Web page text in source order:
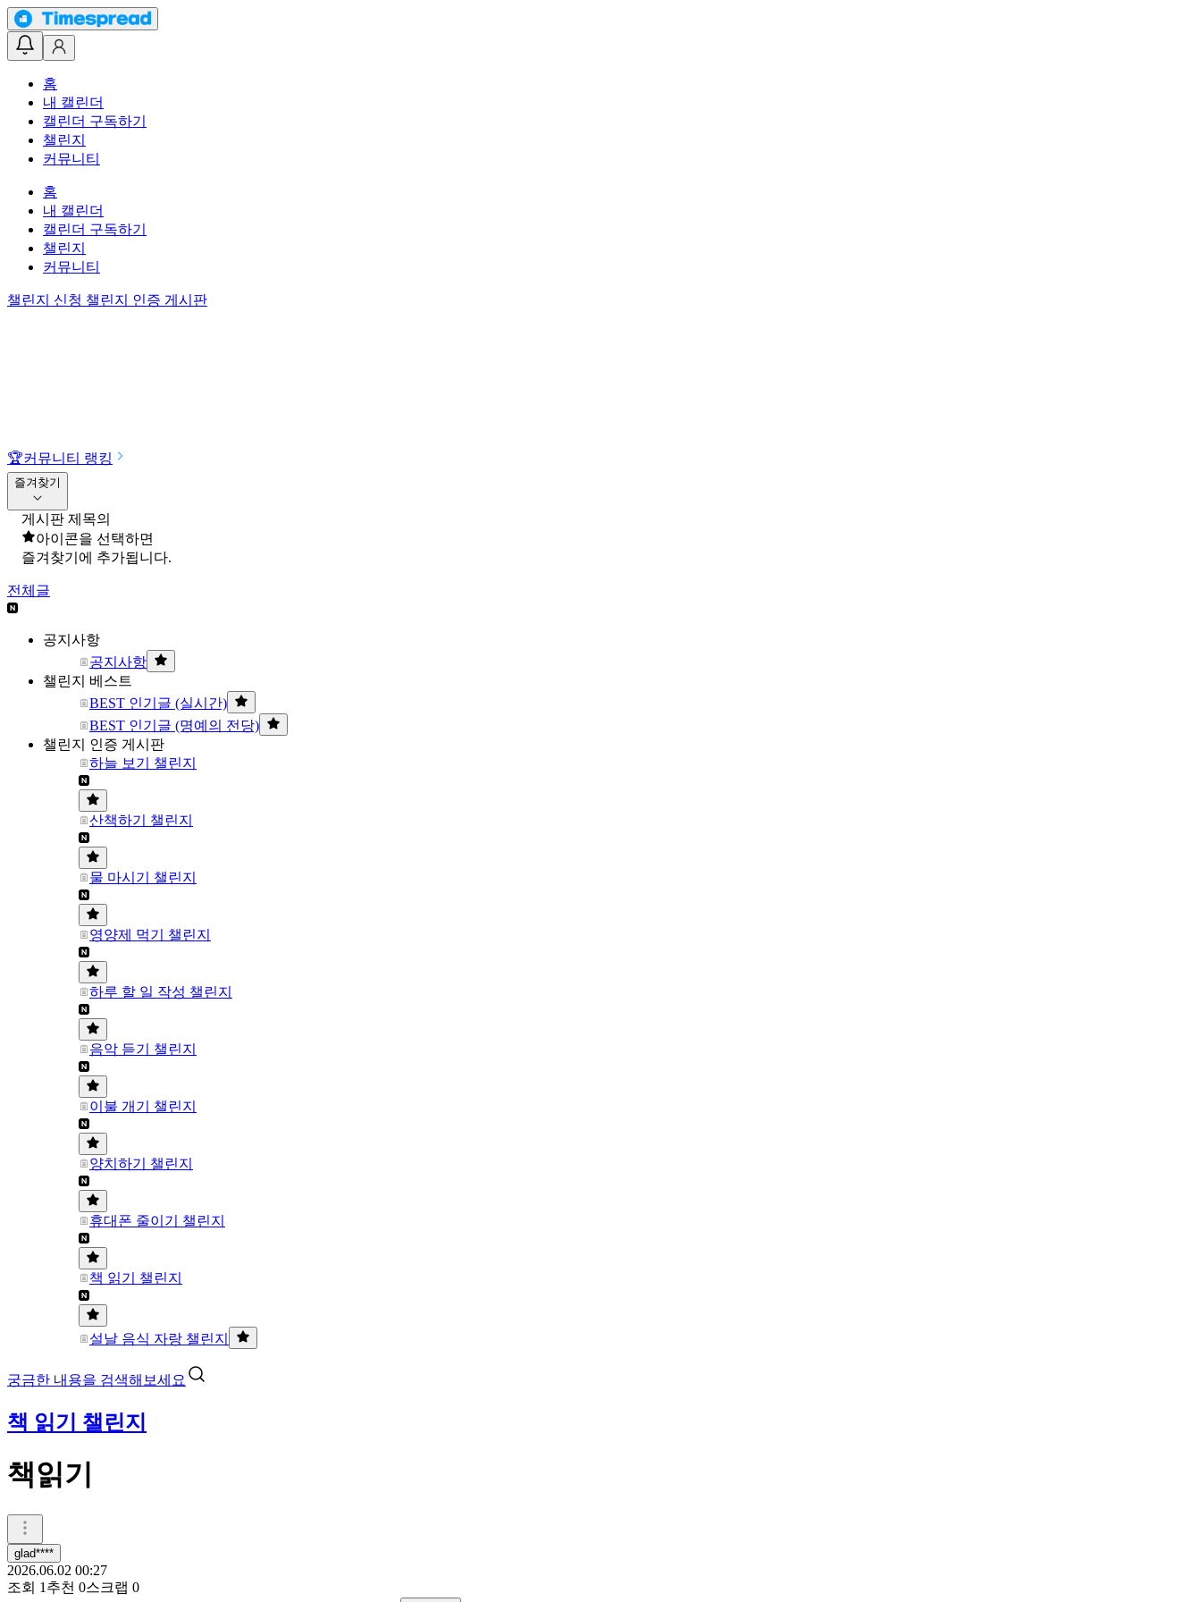
홈
내 캘린더
캘린더 구독하기
챌린지
커뮤니티
홈
내 캘린더
캘린더 구독하기
챌린지
커뮤니티
챌린지 신청 챌린지 인증 게시판
🏆커뮤니티 랭킹
즐겨찾기
게시판 제목의
아이콘을 선택하면
즐겨찾기에 추가됩니다.
전체글
공지사항
공지사항
챌린지 베스트
BEST 인기글 (실시간)
BEST 인기글 (명예의 전당)
챌린지 인증 게시판
하늘 보기 챌린지
산책하기 챌린지
물 마시기 챌린지
영양제 먹기 챌린지
하루 할 일 작성 챌린지
음악 듣기 챌린지
이불 개기 챌린지
양치하기 챌린지
휴대폰 줄이기 챌린지
책 읽기 챌린지
설날 음식 자랑 챌린지
궁금한 내용을 검색해보세요
책 읽기 챌린지
책읽기
glad****
2026.06.02 00:27
조회 1 추천 0스크랩 0